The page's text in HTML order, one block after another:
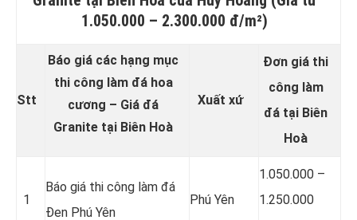
1.050.000 – 2.300.000 đ/m²)
Stt
Báo giá các hạng mục
thi công làm đá hoa
cương – Giá đá
Granite tại Biên Hoà
Xuất xứ
Đơn giá thi
công làm
đá tại Biên
Hoà
1
Báo giá thi công làm đá
Đen Phú Yên
Phú Yên
1.050.000 –
1.250.000